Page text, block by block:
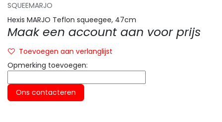
SQUEEMARJO
Hexis MARJO Teflon squeegee, 47cm
Maak een account aan voor prijs
Toevoegen aan verlanglijst
Opmerking toevoegen:
Ons contacteren